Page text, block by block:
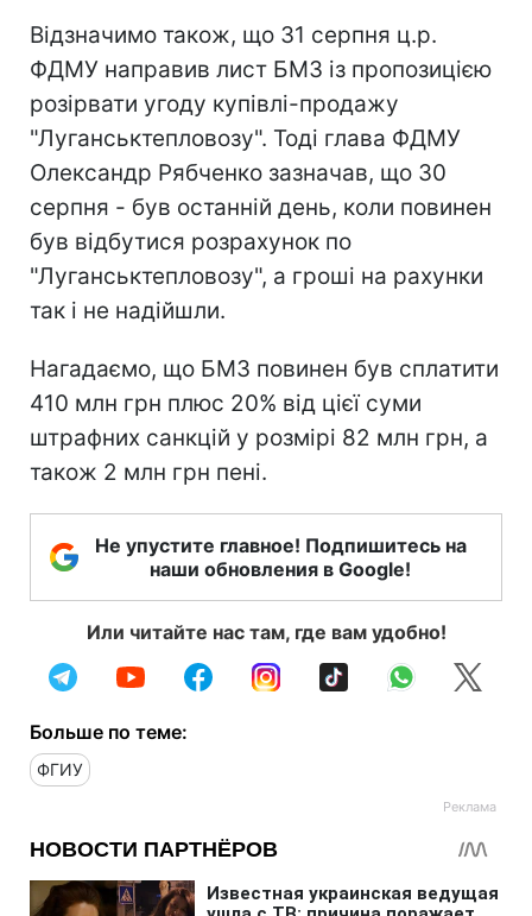
Відзначимо також, що 31 серпня ц.р.
ФДМУ направив лист БМЗ із пропозицією
розірвати угоду купівлі-продажу
"Луганськтепловозу". Тоді глава ФДМУ
Олександр Рябченко зазначав, що 30
серпня - був останній день, коли повинен
був відбутися розрахунок по
"Луганськтепловозу", а гроші на рахунки
так і не надійшли.
Нагадаємо, що БМЗ повинен був сплатити
410 млн грн плюс 20% від цієї суми
штрафних санкцій у розмірі 82 млн грн, а
також 2 млн грн пені.
Не упустите главное! Подпишитесь на
наши обновления в Google!
Или читайте нас там, где вам удобно!
Больше по теме:
ФГИУ